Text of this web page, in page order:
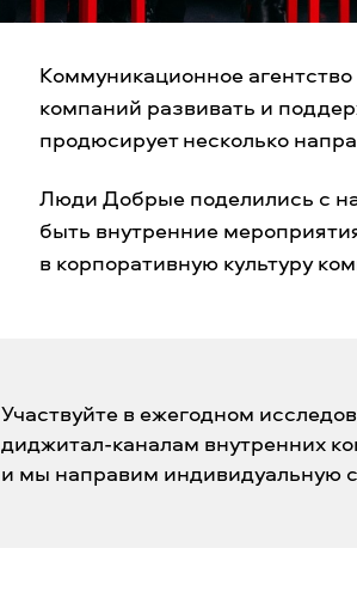
Коммуникационное
компаний развивать и
продюсирует несколько
Люди Добрые поделились с
быть внутренние
в корпоративную культуру
Участвуйте в ежегодном
диджитал-каналам внутренних
и мы направим индивидуальную